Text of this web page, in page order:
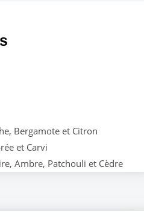
Bergamote et Citron
et Carvi
Ambre, Patchouli et Cèdre